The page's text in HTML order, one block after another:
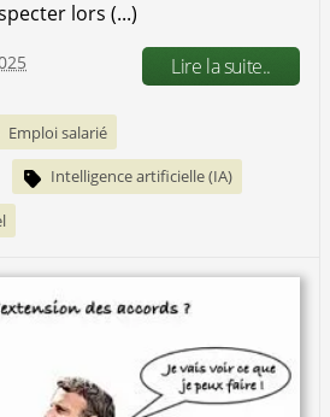
lors (...)
Lire la suite..
Emploi salarié
Intelligence artificielle (IA)